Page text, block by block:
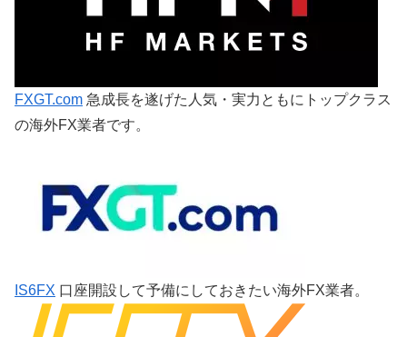
FXGT.com 急成長を遂げた人気・実力ともにトップクラス
の海外FX業者です。
IS6FX 口座開設して予備にしておきたい海外FX業者。